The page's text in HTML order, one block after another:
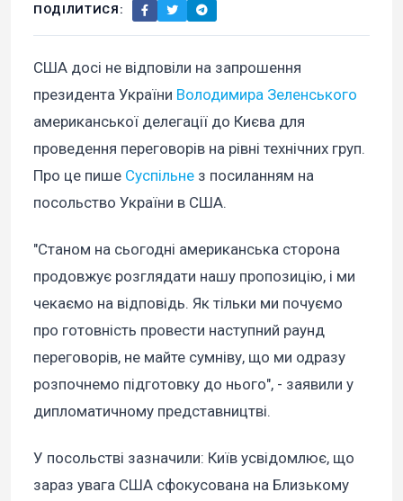
ПОДІЛИТИСЯ:
США досі не відповіли на запрошення
президента України Володимира Зеленського
американської делегації до Києва для
проведення переговорів на рівні технічних груп.
Про це пише Суспільне з посиланням на
посольство України в США.
"Станом на сьогодні американська сторона
продовжує розглядати нашу пропозицію, і ми
чекаємо на відповідь. Як тільки ми почуємо
про готовність провести наступний раунд
переговорів, не майте сумніву, що ми одразу
розпочнемо підготовку до нього", - заявили у
дипломатичному представництві.
У посольстві зазначили: Київ усвідомлює, що
зараз увага США сфокусована на Близькому